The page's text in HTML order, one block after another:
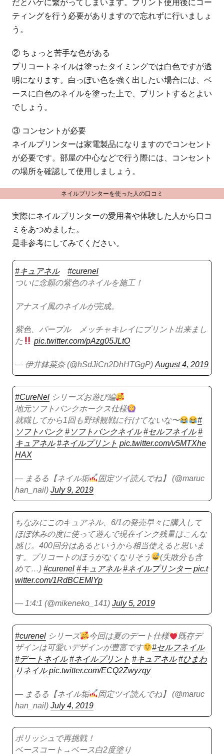
だとハゲに繋がってしまいます。プリント使用後にコー
ティングを行う必要がありますので忘れずに行いましょ
う。
② ちょっと苦手な色がある
プリコートネイルは塗ったタイミングでは白色ですが透
明になります。白っぽい色を強く出したい場合には、ベ
ースに白色のネイルを塗った上で、プリントするとよい
でしょう。
③ コンセントが必要
ネイルプリンターは家電製品になりますのでコンセント
が必要です。部屋の中心などで行う際には、コンセント
の場所を確認して使用しましょう。
ネイルプリンターを使った人の口コミ
実際にネイルプリンターの愛用者や体験した人から口コ
ミをあつめました。
是非参考にしてみてください。
#キュアネル
#curenel
ついに念願の紫色のネイルを施工！
アナスイ風のネイルが完成。
紫色、パープル メッチャキレイにプリント出来まし
た
pic.twitter.com/pAzg05JLtO
— 伊井鉢菜奈 (@hSdJiCn2DhHTGgP) August 4, 2019
#CureNel シリーズお遊び編
地元ソフトバンクホークス仕様
就職してから1回も野球観戦に行けてないな〜
#
ソフトバンク #ソフトバンクネイル #セルフネイル #
キュアネル #ネイルプリント pic.twitter.com/v5MTXhe
HAX
— まるる【ネイル垢
固定ツイ読んでね】 (@maruc
han_nail) July 9, 2019
ちなみにこのキュアネル、6/1の発売早々に購入して
ほぼ休みの度に使って遊んで現在インク残量はこんな
感じ。400回分はあるというから相当使えると思いま
す。プリコートのほうがなくなりそう
(失敗分も含
めて…) #curenel #キュアネル #ネイルプリンター pic.t
witter.com/1RdBCEMlYp
— 1:4:1 (@mikeneko_141) July 5, 2019
#curenel シリーズ 今回は夏のデート仕様
既存デ
ザインは可愛いデザインが豊富です
#セルフネイル
#デートネイル #ネイルプリント #キュアネル #ひまわ
りネイル pic.twitter.com/ECQ2Zwyzqy
— まるる【ネイル垢
固定ツイ読んでね】 (@maruc
han_nail) July 4, 2019
ポリッシュで再挑戦！
ベースコート→ベース白2度塗り